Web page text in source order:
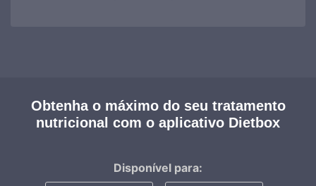
Obtenha o máximo do seu tratamento
nutricional com o aplicativo Dietbox
Disponível para: